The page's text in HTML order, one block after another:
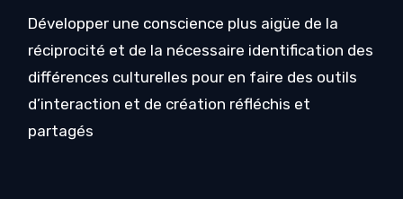
Développer une conscience plus aigüe de la
réciprocité et de la nécessaire identification des
différences culturelles pour en faire des outils
d’interaction et de création réfléchis et
partagés